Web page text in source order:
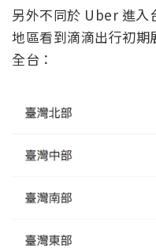
另外不同於 Uber 進入
地區看到滴滴出行初
全台：